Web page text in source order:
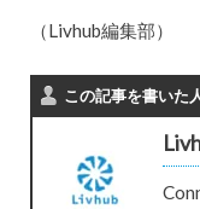
（Livhub編集部）
この記事を書いた